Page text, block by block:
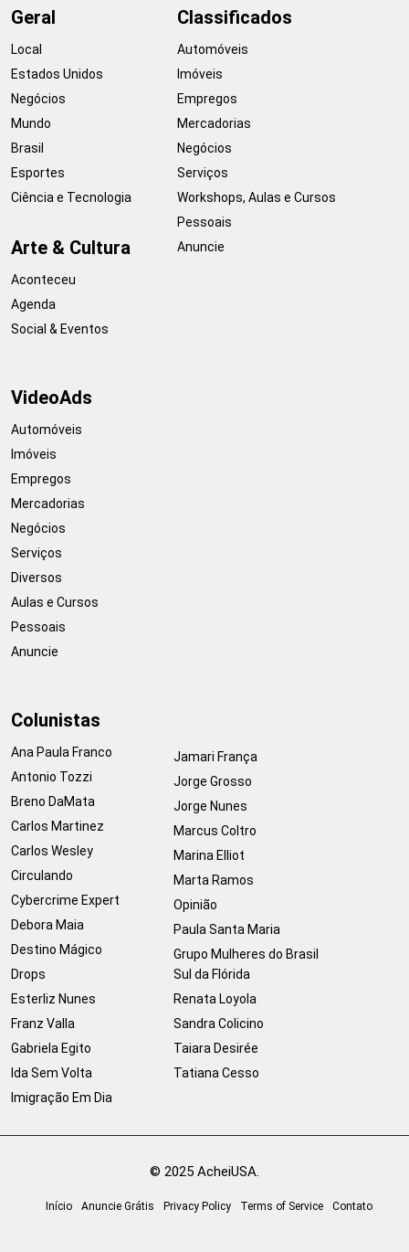
Geral
Local
Estados Unidos
Negócios
Mundo
Brasil
Esportes
Ciência e Tecnologia
Arte & Cultura
Aconteceu
Agenda
Social & Eventos
Classificados
Automóveis
Imóveis
Empregos
Mercadorias
Negócios
Serviços
Workshops, Aulas e Cursos
Pessoais
Anuncie
VideoAds
Automóveis
Imóveis
Empregos
Mercadorias
Negócios
Serviços
Diversos
Aulas e Cursos
Pessoais
Anuncie
Colunistas
Ana Paula Franco
Antonio Tozzi
Breno DaMata
Carlos Martinez
Carlos Wesley
Circulando
Cybercrime Expert
Debora Maia
Destino Mágico
Drops
Esterliz Nunes
Franz Valla
Gabriela Egito
Ida Sem Volta
Imigração Em Dia
Jamari França
Jorge Grosso
Jorge Nunes
Marcus Coltro
Marina Elliot
Marta Ramos
Opinião
Paula Santa Maria
Grupo Mulheres do Brasil
Sul da Flórida
Renata Loyola
Sandra Colicino
Taiara Desirée
Tatiana Cesso
© 2025 AcheiUSA.
Início Anuncie Grátis Privacy Policy Terms of Service Contato